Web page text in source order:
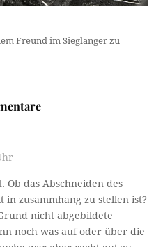
Freund im Sieglanger zu
Ob das Abschneiden des
in zusammhang zu stellen ist?
nicht abgebildete
noch was auf oder über die